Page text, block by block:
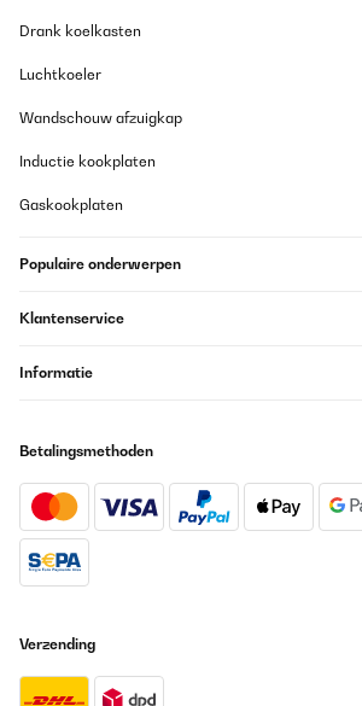
Drank koelkasten
Luchtkoeler
Wandschouw afzuigkap
Inductie kookplaten
Gaskookplaten
Populaire onderwerpen
Klantenservice
Informatie
Betalingsmethoden
Verzending